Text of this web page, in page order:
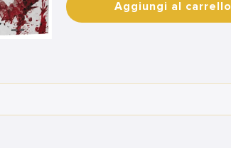
Aggiungi al carrello